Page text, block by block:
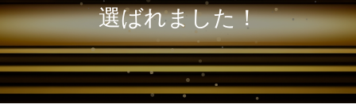
選ばれました！